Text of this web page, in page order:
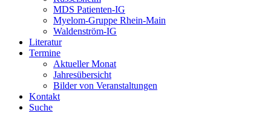
MDS Patienten-IG
Myelom-Gruppe Rhein-Main
Waldenström-IG
Literatur
Termine
Aktueller Monat
Jahresübersicht
Bilder von Veranstaltungen
Kontakt
Suche